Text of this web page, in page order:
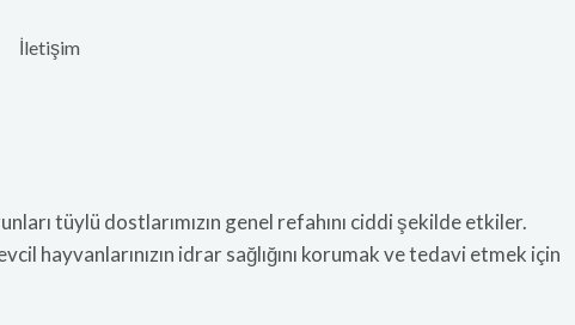
İletişim
tüylü dostlarımızın genel refahını ciddi şekilde etkiler.
hayvanlarınızın idrar sağlığını korumak ve tedavi etmek için